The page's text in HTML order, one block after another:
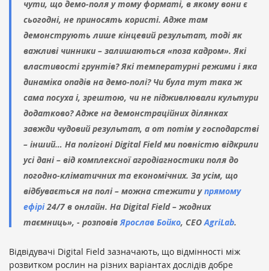
чути, що демо-поля у тому форматі, в якому вони є
сьогодні, не приносять користі. Адже там
демонструють лише кінцевий результат, тоді як
важливі чинники – залишаються «поза кадром». Які
властивості грунтів? Які температурні режими і яка
динаміка опадів на демо-полі? Чи була тут така ж
сама посуха і, зрештою, чи не підживлювали культури
додатково? Адже на демонстраційних ділянках
завжди чудовий результат, а от потім у господарстві
– інший… На полігоні Digital Field ми повністю відкрили
усі дані – від комплексної агродіагностики поля до
погодно-кліматичних та економічних. За усім, що
відбувається на полі – можна стежити упрямому
ефірі24/7 в онлайн. На Digital Field – жодних
таємниць», - розповів Ярослав Бойко, СЕО AgriLab.
Відвідувачі Digital Field зазначають, що відмінності між
розвитком рослин на різних варіантах дослідів добре